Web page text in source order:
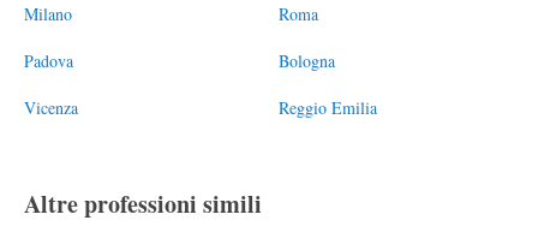
Milano
Padova
Vicenza
Roma
Bologna
Reggio Emilia
Altre professioni simili